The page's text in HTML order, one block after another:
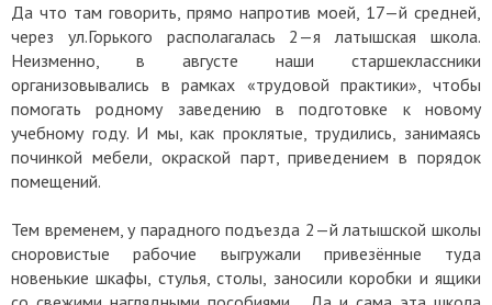
Да что там говорить, прямо напротив моей, 17—й средней,
через ул.Горького располагалась 2—я латышская школа.
Неизменно, в августе наши старшеклассники
организовывались в рамках «трудовой практики», чтобы
помогать родному заведению в подготовке к новому
учебному году. И мы, как проклятые, трудились, занимаясь
починкой мебели, окраской парт, приведением в порядок
помещений.
Тем временем, у парадного подъезда 2—й латышской школы
сноровистые рабочие выгружали привезённые туда
новенькие шкафы, стулья, столы, заносили коробки и ящики